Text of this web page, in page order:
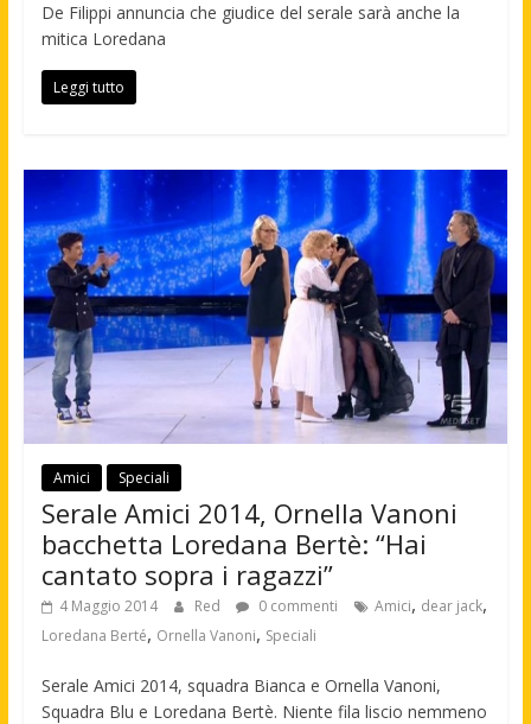
De Filippi annuncia che giudice del serale sarà anche la
mitica Loredana
Leggi tutto
Amici Speciali
Serale Amici 2014, Ornella Vanoni
bacchetta Loredana Bertè: “Hai
cantato sopra i ragazzi”
4 Maggio 2014 Red 0 commenti Amici, dear jack,
Loredana Berté, Ornella Vanoni, Speciali
Serale Amici 2014, squadra Bianca e Ornella Vanoni,
Squadra Blu e Loredana Bertè. Niente fila liscio nemmeno